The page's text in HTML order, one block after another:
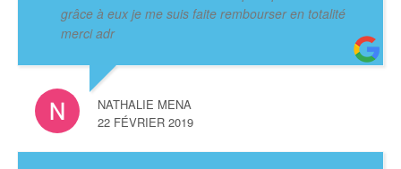
grâce à eux je me suis faite rembourser en totalité
merci adr
NATHALIE MENA
22 FÉVRIER 2019